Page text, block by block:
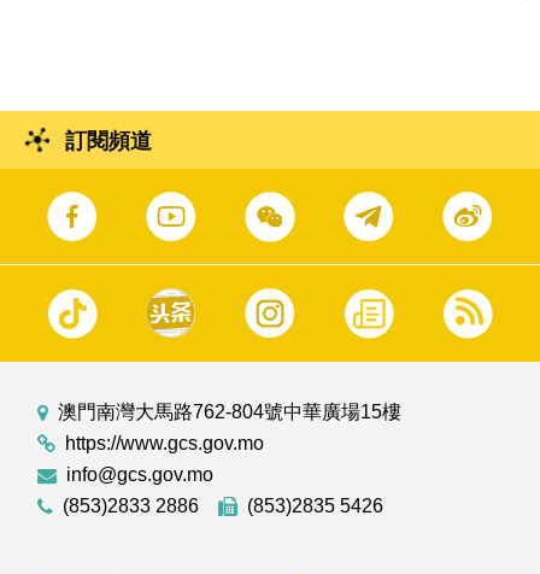
訂閱頻道
澳門南灣大馬路762-804號中華廣場15樓
https://www.gcs.gov.mo
info@gcs.gov.mo
(853)2833 2886
(853)2835 5426